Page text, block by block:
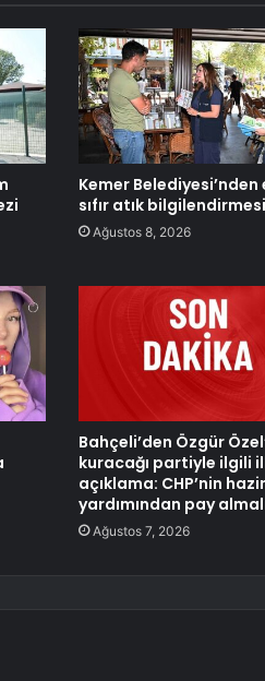
Kemer
sıfır atık bilgilendirmesi
Ağustos 8, 2026
Bahçeli’den Özgür
kuracağı partiyle ilgili
açıklama: CHP’nin
yardımından pay
Ağustos 7, 2026